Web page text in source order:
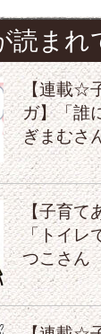
読まれ
【連載☆
ガ】「誰
ぎまむさ
【子育て
「トイレ
つこさん